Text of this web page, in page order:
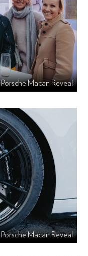
Porsche Macan Reveal
Porsche Macan Reveal